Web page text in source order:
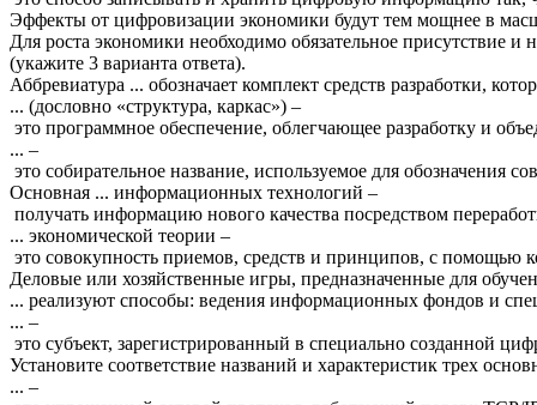
Эффекты от цифровизации экономики будут тем мощнее в
Для роста экономики необходимо обязательное присутствие и
(укажите 3 варианта ответа).
Аббревиатура ... обозначает комплект средств разработки,
... (дословно «структура, каркас») –
это программное обеспечение, облегчающее разработку и
... –
это собирательное название, используемое для обозначения
Основная ... информационных технологий –
получать информацию нового качества посредством
... экономической теории –
это совокупность приемов, средств и принципов, с помощью
Деловые или хозяйственные игры, предназначенные для
... реализуют способы: ведения информационных фондов и
... –
это субъект, зарегистрированный в специально созданной
Установите соответствие названий и характеристик трех
... –